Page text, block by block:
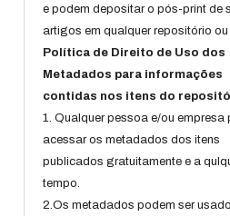
e podem depositar o pós-print de
artigos em qualquer repositório ou
Política de Direito de Uso dos
Metadados para informações
contidas nos itens do
1. Qualquer pessoa e/ou empresa
acessar os metadados dos itens
publicados gratuitamente e a
tempo.
2.Os metadados podem ser